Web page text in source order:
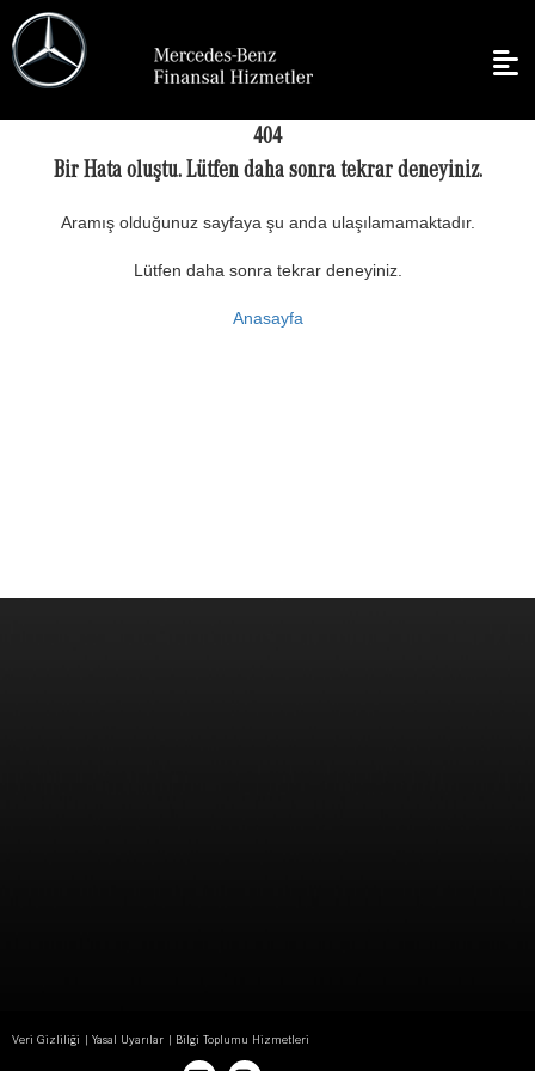
404
Bir Hata oluştu. Lütfen daha sonra tekrar deneyiniz.
Aramış olduğunuz sayfaya şu anda ulaşılamamaktadır.
Lütfen daha sonra tekrar deneyiniz.
Anasayfa
Veri Gizliliği Yasal Uyarılar Bilgi Toplumu Hizmetleri